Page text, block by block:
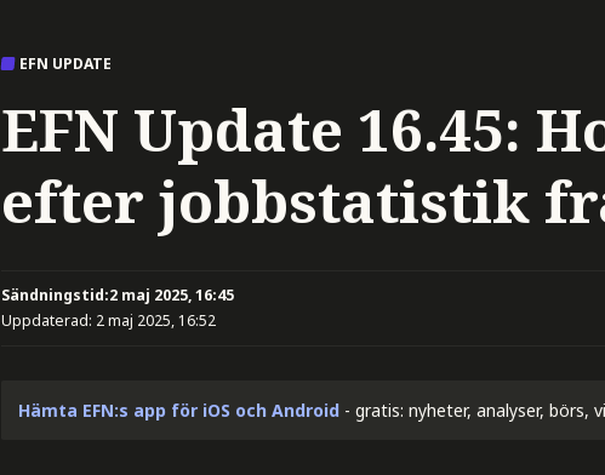
EFN UPDATE
EFN Update 16.45:
efter jobbstatistik
Sändningstid:2 maj 2025, 16:45
Uppdaterad: 2 maj 2025, 16:52
Hämta EFN:s app för iOS och Android - gratis: nyheter, analyser, börs,